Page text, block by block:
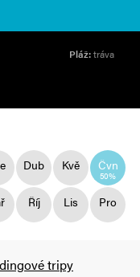
Pláž:tráva
Dub Kvě Čvn
50%
Říj Lis Pro
tripy